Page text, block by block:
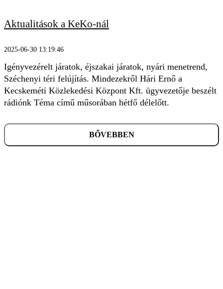
Aktualitások a KeKo-nál
2025-06-30 13:19:46
Igényvezérelt járatok, éjszakai járatok, nyári menetrend,
Széchenyi téri felújítás. Mindezekről Hári Ernő a
Kecskeméti Közlekedési Központ Kft. ügyvezetője beszélt
rádiónk Téma című műsorában hétfő délelőtt.
BŐVEBBEN